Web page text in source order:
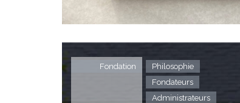
Fondation
Philosophie
Fondateurs
Administrateurs